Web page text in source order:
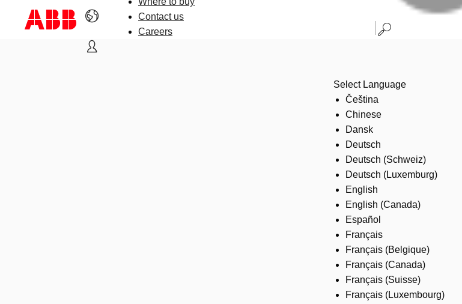
Contact us
Careers
Select Language
Čeština
Chinese
Dansk
Deutsch
Deutsch (Schweiz)
Deutsch (Luxemburg)
English
English (Canada)
Español
Français
Français (Belgique)
Français (Canada)
Français (Suisse)
Français (Luxembourg)